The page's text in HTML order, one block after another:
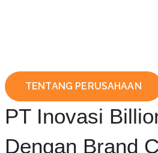
TENTANG PERUSAHAAN
PT Inovasi
Dengan Brand